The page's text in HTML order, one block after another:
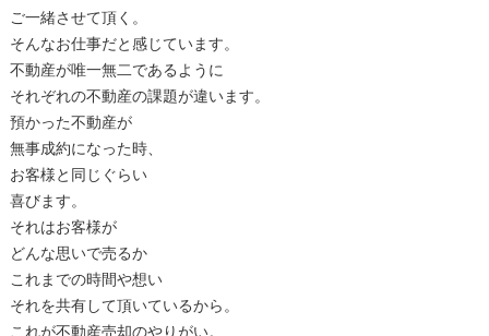
ご一緒させて頂く。
そんなお仕事だと感じています。
不動産が唯一無二であるように
それぞれの不動産の課題が違います。
預かった不動産が
無事成約になった時、
お客様と同じぐらい
喜びます。
それはお客様が
どんな思いで売るか
これまでの時間や想い
それを共有して頂いているから。